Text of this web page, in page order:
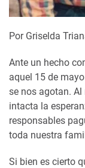
Por Griselda
Ante un hecho
aquel 15 de
se nos agotan.
intacta la
responsables
toda nuestra
Si bien es cierto